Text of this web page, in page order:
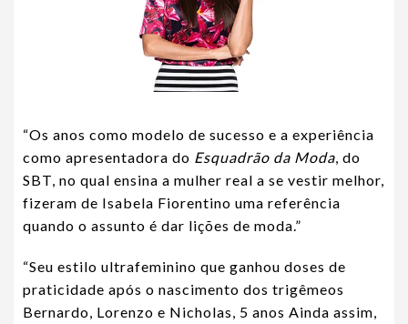
“Os anos como modelo de sucesso e a experiência
como apresentadora do Esquadrão da Moda , do
SBT, no qual ensina a mulher real a se vestir melhor,
fizeram de Isabela Fiorentino uma referência
quando o assunto é dar lições de moda.”
“Seu estilo ultrafeminino que ganhou doses de
praticidade após o nascimento dos trigêmeos
Bernardo, Lorenzo e Nicholas, 5 anos Ainda assim,